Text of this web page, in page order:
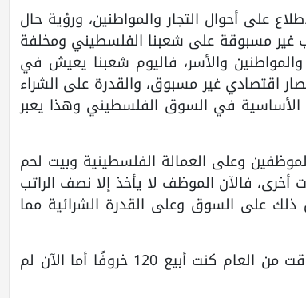
على أحوال التجار والمواطنين، ورؤية حال
غير مسبوقة على شعبنا الفلسطيني ومخلفة
والأسر، فاليوم شعبنا يعيش في
له منذ أكثر من ٧٥ عاماً فهذا حصار اقتصادي غير مسبوق، والقدرة على الشراء
الأساسية في السوق الفلسطيني وهذا يعبر
وعلى العمالة الفلسطينية وبيت لحم
فالآن الموظف لا يأخذ إلا نصف الراتب
ذلك على السوق وعلى القدرة الشرائية مما
وأشار طه إلى شكوى بعض التجار له قائلاً: "في هذا الوقت من العام كنت أبيع 120 خروفًا أما الآن لم